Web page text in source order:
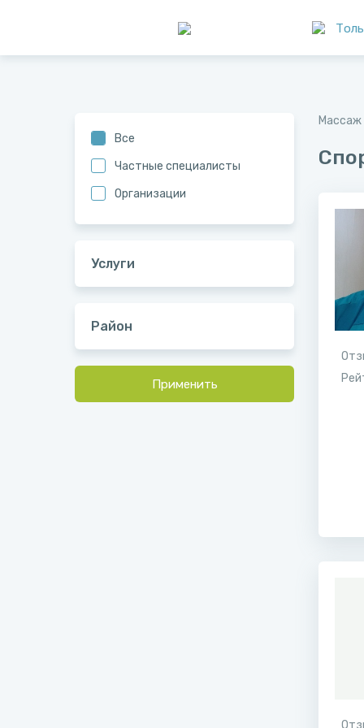
Все
Частные специалисты
Организации
Услуги
Район
Применить
Массаж